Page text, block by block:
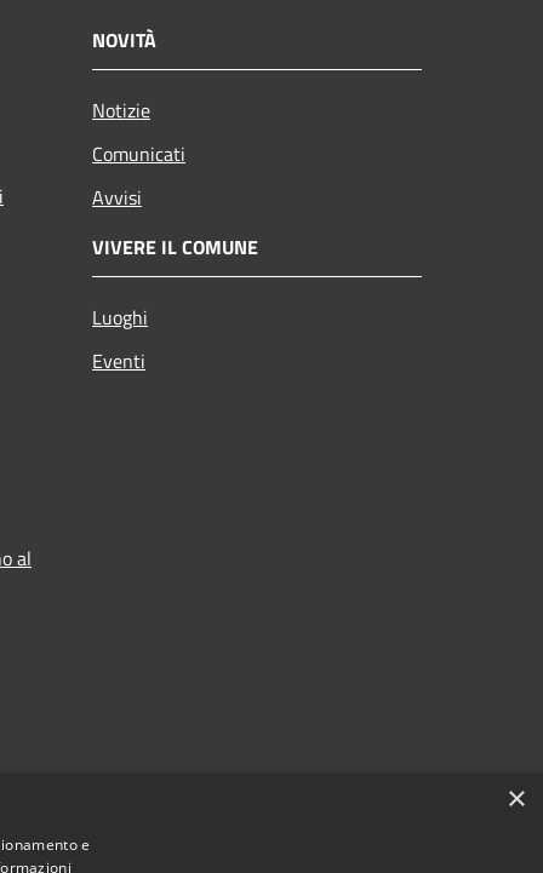
NOVITÀ
Notizie
Comunicati
Avvisi
VIVERE IL COMUNE
Luoghi
Eventi
al
×
e